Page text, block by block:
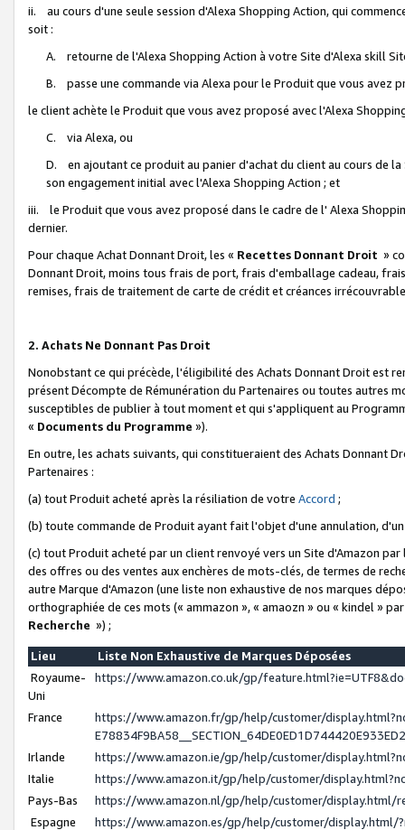
ii. au cours d'une seule session d'Alexa Shopping Action, qui
soit :
A. retourne de l'Alexa Shopping Action à votre Site d'Alexa skill
B. passe une commande via Alexa pour le Produit que vous avez
le client achète le Produit que vous avez proposé avec l'Alexa
C. via Alexa, ou
D. en ajoutant ce produit au panier d'achat du client au cours de
son engagement initial avec l'Alexa Shopping Action ; et
iii. le Produit que vous avez proposé dans le cadre de l' Alexa
dernier.
Pour chaque Achat Donnant Droit, les « Recettes Donnant Droit »
Donnant Droit, moins tous frais de port, frais d'emballage cadeau,
remises, frais de traitement de carte de crédit et créances
2. Achats Ne Donnant Pas Droit
Nonobstant ce qui précède, l'éligibilité des Achats Donnant Droit est
présent Décompte de Rémunération du Partenaires ou toutes autres
susceptibles de publier à tout moment et qui s'appliquent au
« Documents du Programme »).
En outre, les achats suivants, qui constitueraient des Achats Donnant
Partenaires :
(a) tout Produit acheté après la résiliation de votre Accord ;
(b) toute commande de Produit ayant fait l'objet d'une annulation,
(c) tout Produit acheté par un client renvoyé vers un Site d'Amazon
des offres ou des ventes aux enchères de mots-clés, de termes de
autre Marque d'Amazon (une liste non exhaustive de nos marques
orthographiée de ces mots (« ammazon », « amaozn » ou « kindel »
Recherche ») ;
Lieu
Liste Non Exhaustive de Marques Déposées
Royaume-
Uni
https://www.amazon.co.uk/gp/
France
https://www.amazon.fr/gp/help/customer/
Irlande
https://www.amazon.ie/gp/help/customer/
Italie
https://www.amazon.it/gp/help/customer/
Pays-Bas
https://www.amazon.nl/gp/help/customer/display.html/
Espagne
https://www.amazon.es/gp/help/customer/display.html/